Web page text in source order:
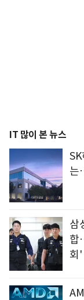
IT 많이 본 뉴스
는
삼
합
회'